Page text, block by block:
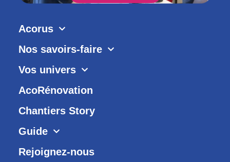
Acorus
Nos savoirs-faire
Vos univers
AcoRénovation
Chantiers Story
Guide
Rejoignez-nous